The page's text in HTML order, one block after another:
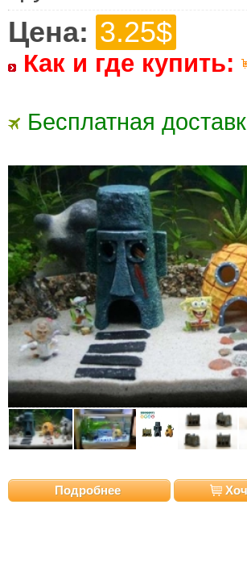
Цена: 3.25$
Как и где купить:
Бесплатная
Подробнее